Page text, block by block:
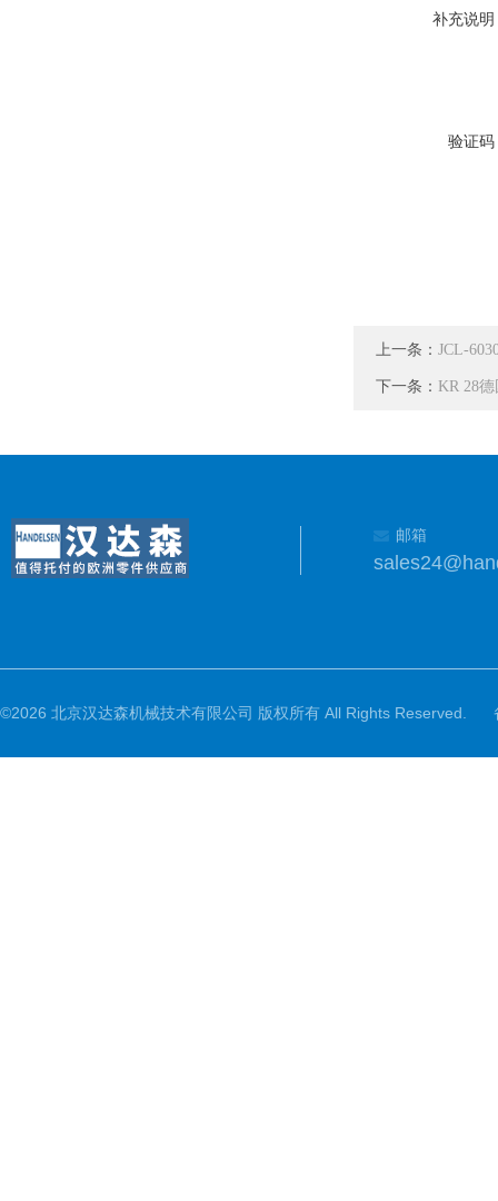
补充说明
验证码
上一条： JCL-
下一条： KR 28
邮箱
©2026 北京汉达森机械技术有限公司 版权所有 All Rights Reserved.